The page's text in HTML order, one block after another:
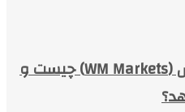
بروکر دبلیو ام مارکتس (WM Markets) چیست و